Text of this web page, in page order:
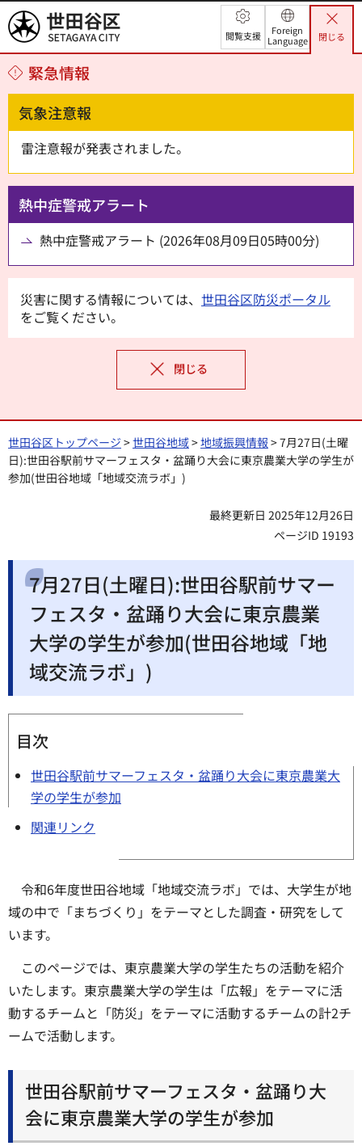
世田谷区 閲覧支援
Foreign
Language
閉じる
緊急情報
気象注意報
雷注意報が発表されました。
熱中症警戒アラート
熱中症警戒アラート (2026年08月09日05時00分)
災害に関する情報については、 世田谷区防災ポータル
をご覧ください。
閉じる
世田谷区トップページ >世田谷地域>地域振興情報 > 7月27日(土曜
日):世田谷駅前サマーフェスタ・盆踊り大会に東京農業大学の学生が
参加(世田谷地域「地域交流ラボ」)
最終更新日 2025年12月26日
ページID 19193
7月27日(土曜日):世田谷駅前サマー
フェスタ・盆踊り大会に東京農業
大学の学生が参加(世田谷地域「地
域交流ラボ」)
目次
世田谷駅前サマーフェスタ・盆踊り大会に東京農業大
学の学生が参加
関連リンク
令和6年度世田谷地域「地域交流ラボ」では、大学生が地
域の中で「まちづくり」をテーマとした調査・研究をして
います。
このページでは、東京農業大学の学生たちの活動を紹介
いたします。東京農業大学の学生は「広報」をテーマに活
動するチームと「防災」をテーマに活動するチームの計2チ
ームで活動します。
世田谷駅前サマーフェスタ・盆踊り大
会に東京農業大学の学生が参加